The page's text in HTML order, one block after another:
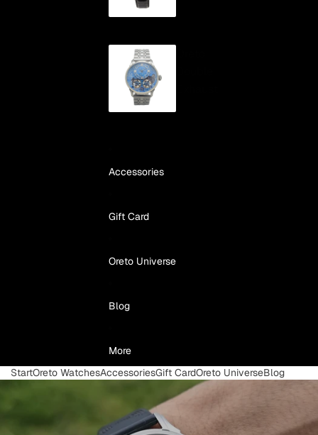
Accessories
Gift Card
Oreto Universe
Blog
More
StartOreto WatchesAccessoriesGift CardOreto UniverseBlog